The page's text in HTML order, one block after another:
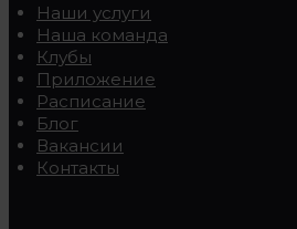
Наши услуги
Наша команда
Клубы
Приложение
Расписание
Блог
Вакансии
Контакты